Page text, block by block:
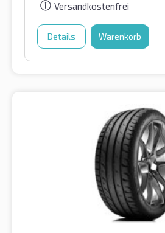
Versandkostenfrei
Details Warenkorb